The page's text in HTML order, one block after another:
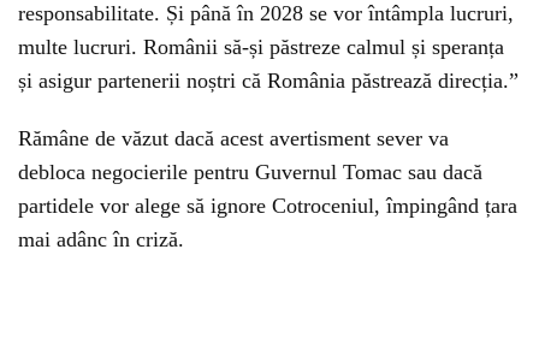
responsabilitate. Și până în 2028 se vor întâmpla lucruri,
multe lucruri. Românii să-și păstreze calmul și speranța
și asigur partenerii noștri că România păstrează direcția.”
Rămâne de văzut dacă acest avertisment sever va
debloca negocierile pentru Guvernul Tomac sau dacă
partidele vor alege să ignore Cotroceniul, împingând țara
mai adânc în criză.